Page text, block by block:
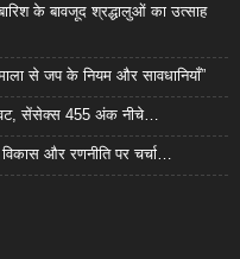
के बावजूद श्रद्धालुओं का उत्साह
से जप के नियम और सावधानियाँ”
सेंसेक्स 455 अंक नीचे…
और रणनीति पर चर्चा…